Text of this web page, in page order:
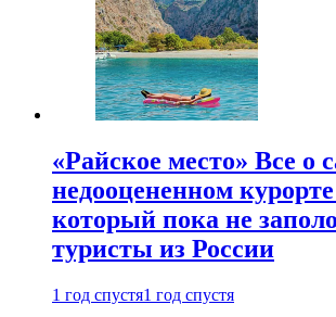
«Райское место» Все о
недооцененном
который пока не
туристы из России
1 год спустя1 год спустя